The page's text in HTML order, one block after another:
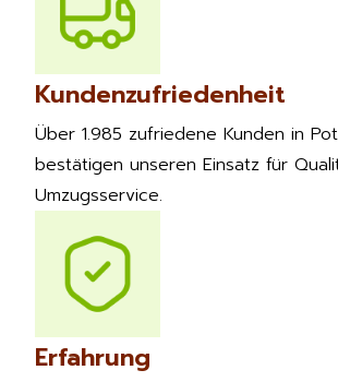
Erfahrung
Kundenzufriedenheit
Über 1.985 zufriedene Kunden in
bestätigen unseren Einsatz für
Umzugsservice.